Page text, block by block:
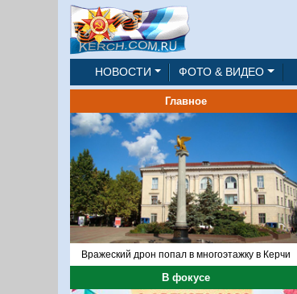
НОВОСТИ ФОТО & ВИДЕО
Главное
Вражеский дрон попал в многоэтажку в Керчи
В фокусе